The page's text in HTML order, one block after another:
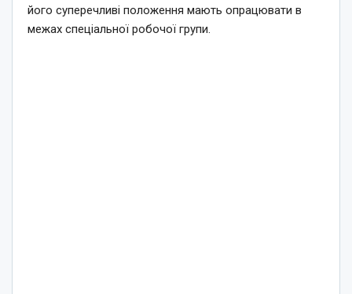
його суперечливі положення мають опрацювати в
межах спеціальної робочої групи.